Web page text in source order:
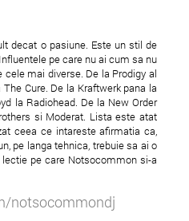
decat o pasiune. Este un stil de
pe care nu ai cum sa nu
mai diverse. De la Prodigy al
Cure. De la Kraftwerk pana la
la Radiohead. De la New Order
si Moderat. Lista este atat
ceea ce intareste afirmatia ca,
pe langa tehnica, trebuie sa ai o
pe care Notsocommon si-a
notsocommondj